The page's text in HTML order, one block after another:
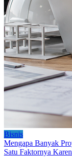
Bisnis
Mengapa Banyak
Satu Faktornya